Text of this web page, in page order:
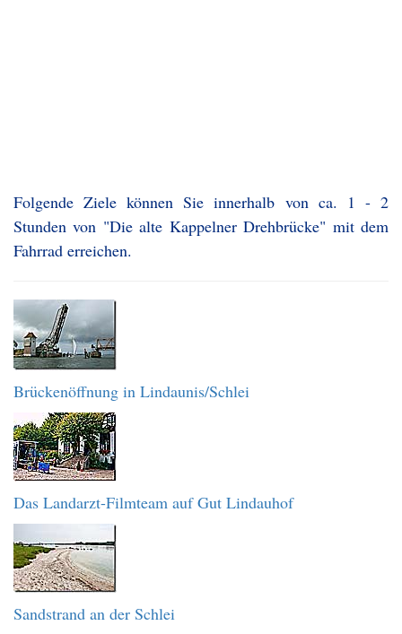
Folgende Ziele können Sie innerhalb von ca. 1 - 2
Stunden von "Die alte Kappelner Drehbrücke" mit dem
Fahrrad erreichen.
Brückenöffnung in Lindaunis/Schlei
Das Landarzt-Filmteam auf Gut Lindauhof
Sandstrand an der Schlei